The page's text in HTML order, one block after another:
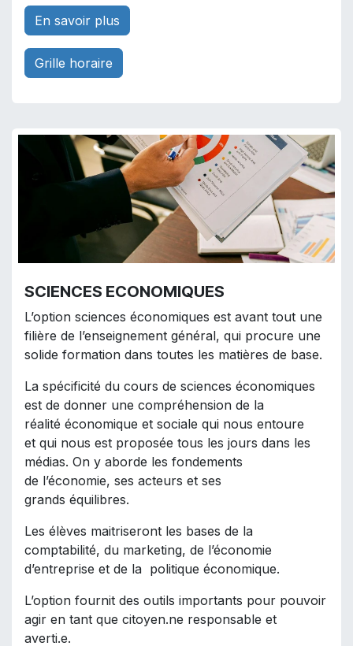
En savoir plus
Grille horaire
SCIENCES ECONOMIQUES
L’option sciences économiques est avant tout une
filière de l’enseignement général, qui procure une
solide formation dans toutes les matières de base.
La spécificité du cours de sciences économiques
est de donner une compréhension de la
réalité économique et sociale qui nous entoure
et qui nous est proposée tous les jours dans les
médias. On y aborde les fondements
de l’économie, ses acteurs et ses
grands équilibres.
Les élèves maitriseront les bases de la
comptabilité, du marketing, de l’économie
d’entreprise et de la politique économique.
L’option fournit des outils importants pour pouvoir
agir en tant que citoyen.ne responsable et
averti.e.